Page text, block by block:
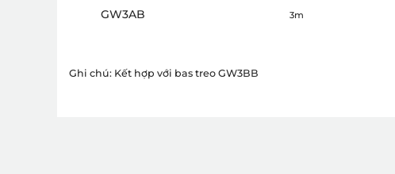
GW3AB 3m
Ghi chú: Kết hợp với bas treo GW3BB